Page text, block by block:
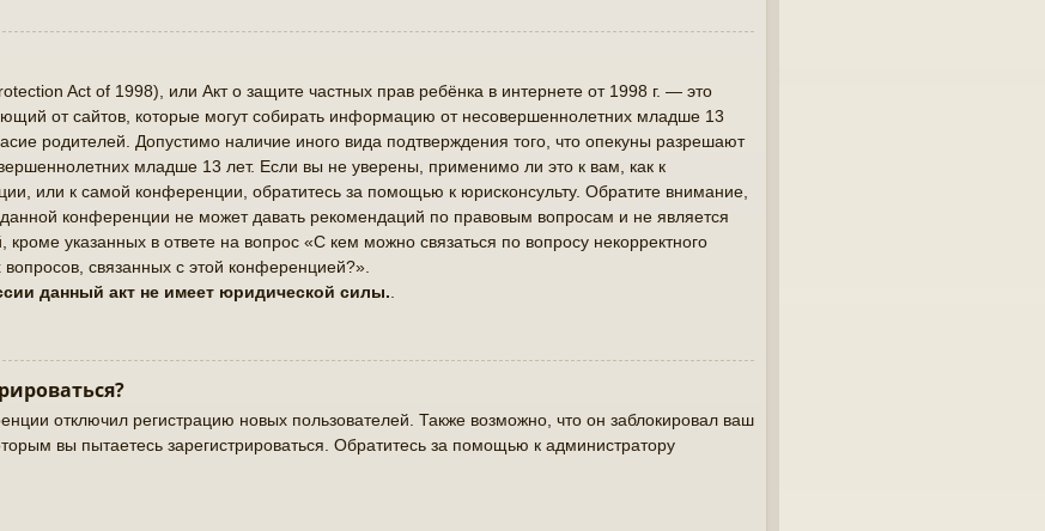
Act of 1998), или Акт о защите частных прав ребёнка в интернете от 1998 г. — это
от сайтов, которые могут собирать информацию от несовершеннолетних младше 13
родителей. Допустимо наличие иного вида подтверждения того, что опекуны разрешают
младше 13 лет. Если вы не уверены, применимо ли это к вам, как к
или к самой конференции, обратитесь за помощью к юрисконсульту. Обратите внимание,
конференции не может давать рекомендаций по правовым вопросам и не является
указанных в ответе на вопрос «С кем можно связаться по вопросу некорректного
связанных с этой конференцией?».
данный акт не имеет юридической силы..
отключил регистрацию новых пользователей. Также возможно, что он заблокировал ваш
вы пытаетесь зарегистрироваться. Обратитесь за помощью к администратору